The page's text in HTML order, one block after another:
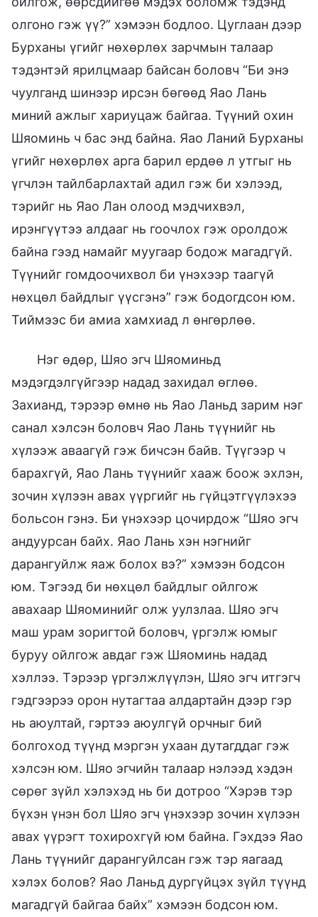
олгоно гэж үү?” хэмээн бодлоо. Цуглаан дээр
Бурханы үгийг нөхөрлөх зарчмын талаар
тэдэнтэй ярилцмаар байсан боловч “Би энэ
чуулганд шинээр ирсэн бөгөөд Яао Лань
миний ажлыг хариуцаж байгаа. Түүний охин
Шяоминь ч бас энд байна. Яао Ланий Бурханы
үгийг нөхөрлөх арга барил ердөө л утгыг нь
үгчлэн тайлбарлахтай адил гэж би хэлээд,
тэрийг нь Яао Лан олоод мэдчихвэл,
ирэнгүүтээ алдааг нь гоочлох гэж оролдож
байна гээд намайг муугаар бодож магадгүй.
Түүнийг гомдоочихвол би үнэхээр таагүй
нөхцөл байдлыг үүсгэнэ” гэж бодогдсон юм.
Тиймээс би амиа хамхиад л өнгөрлөө.
Нэг өдөр, Шяо эгч Шяоминьд
мэдэгдэлгүйгээр надад захидал өглөө.
Захианд, тэрээр өмнө нь Яао Ланьд зарим нэг
санал хэлсэн боловч Яао Лань түүнийг нь
хүлээж аваагүй гэж бичсэн байв. Түүгээр ч
барахгүй, Яао Лань түүнийг хааж боож эхлэн,
зочин хүлээн авах үүргийг нь гүйцэтгүүлэхээ
больсон гэнэ. Би үнэхээр цочирдож “Шяо эгч
андуурсан байх. Яао Лань хэн нэгнийг
дарангуйлж яаж болох вэ?” хэмээн бодсон
юм. Тэгээд би нөхцөл байдлыг ойлгож
авахаар Шяоминийг олж уулзлаа. Шяо эгч
маш урам зоригтой боловч, үргэлж юмыг
буруу ойлгож авдаг гэж Шяоминь надад
хэллээ. Тэрээр үргэлжлүүлэн, Шяо эгч итгэгч
гэдгээрээ орон нутагтаа алдартайн дээр гэр
нь аюултай, гэртээ аюулгүй орчныг бий
болгоход түүнд мэргэн ухаан дутагддаг гэж
хэлсэн юм. Шяо эгчийн талаар нэлээд хэдэн
сөрөг зүйл хэлэхэд нь би дотроо “Хэрэв тэр
бүхэн үнэн бол Шяо эгч үнэхээр зочин хүлээн
авах үүрэгт тохирохгүй юм байна. Гэхдээ Яао
Лань түүнийг дарангуйлсан гэж тэр яагаад
хэлэх болов? Яао Ланьд дургүйцэх зүйл түүнд
магадгүй байгаа байх” хэмээн бодсон юм.